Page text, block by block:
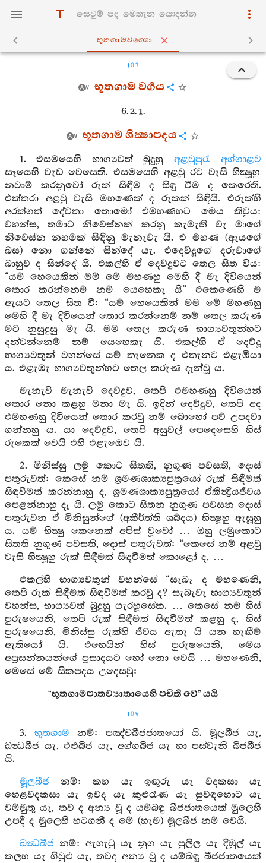
භූතගාමවග‍්ගො
107
භූතගාම වර්‍ගය
6. 2. 1.
භූතගාම ශික්‍ෂාපදය
1. එසමයෙහි භාග්‍යවත් බුදුහු අළවුපුරැ
අග්ගාළව
සෑයෙහි වැඩ වෙසෙති. එසමයෙහි අළවු රට වැසි භික්‍ෂූහු
නවාම් කරනුවෝ රුක් සිඳීම ද සිඳු වීම ද කෙරෙති.
එක්තරා අළවු වැසි මහණෙක් ද රුකක් සිඳියි. එරුක්හි
අරක්ගත් දේවතා තොමෝ එමහණහට මෙය කිවුය:
වහන්ස, තමාට නිවෙස්නක් කරනු කැමැති වැ මාගේ
නිවෙස්න නහමක් සිඳිනු මැනැවැ යි. එ මහණ (ඇයගේ
බස) නො ගන්නේ සින්දේ යැ. එදෙව්දූගේ දරුවාගේ
බාහුව ද සින්දේ යි. එකල්හි ඒ දෙව්දුවට තෙල සිත විය:
“යම් හෙයෙකින් මම් මේ මහණහු මෙහි දී මැ දිවියෙන්
තොර කරන්නෙම් නම් යෙහෙකැ යි” එකෙණෙහි ම
ඇයට තෙල සිත වී: “යම් හෙයෙකින් මම මේ මහණහු
මෙහි දී මැ දිවියෙන් තොර කරන්නෙම් නම් තෙල කරුණ
මට නුසුදුසු මැ යි. මම තෙල කරුණ භාග්‍යවතුන්හට
දන්වන්නෙම් නම් යෙහෙකැ යි. එකල්හි ඒ දෙව්දූ
භාග්‍යවතුන් වහන්සේ යම් තැනෙක ද එතැනට එළැඹියා
ය. එළැඹැ භාග්‍යවතුන්හට තෙල කරුණ දැන්වූ ය.
මැනැවි මැනැවි දෙව්දුව, තෙපි එමහණහු දිවියෙන්
තොර නො කළහු මනා මැ යි. ඉදින් දෙව්දුව, තෙපි අද
එමහණහු දිවියෙන් තොර කරවු නම් බොහෝ පව් උපදවා
ගන්නහු ය. යා දෙව්දුව, තෙපි අසුවල් පෙදෙසෙහි හිස්
රුකෙක් වෙයි එහි එළැඹෙව යි.
2. මිනිස්සු ලමු කොට සිතති, නුගුණ පවසති, දොස්
පතුරුවත්: කෙසේ නම් ශ්‍රමණශාක්‍යපුත්‍රයෝ රුක් සිඳීමත්
සිඳවීමත් කරන්නාහු ද, ශ්‍රමණශාක්‍යපුත්‍රයෝ ඒකින්‍ද්‍රියජීවය
පෙළන්නාහු දැ යි. ලමු කොට සිතන නුගුණ පවසන දොස්
පතුරුවන ඒ මිනිසුන්ගේ (අකීර්ත්ති ශබ්දය) භික්‍ෂූහු ඇසූහු
ය. යම් භික්‍ෂු කෙනෙක් අපිස් වූවෝ … ඔහු ලමුකොට
සිතති නුගුණ පවසති, දොස් පතුරුවත්: “කෙසේ නම් අළවු
වැසි භික්‍ෂූහු රුක් සිඳීමත් සිඳවීමත් කොළෝ ද, …
එකල්හි භාග්‍යවතුන් වහන්සේ “සැබෑ ද මහණෙනි,
තෙපි රුක් සිඳීමත් සිඳවීමත් කරවු ද? සැබැවැ භාග්‍යවතුන්
වහන්ස, භාග්‍යවත් බුදුහු ගැරහූසේක. … කෙසේ නම් හිස්
පුරුෂයෙනි, තෙපි රුක් සිඳීමත් සිඳවීමත් කළහු ද, හිස්
පුරුෂයෙනි, මිනිස්සු රුක්හි ජීවය ඇතැ යි යන හැඟීම්
ඇතියෝ යි. එහෙයින් හිස් පුරුෂයෙනි, මෙය
අප්‍රසන්නයන්ගේ ප්‍රසාදයට හෝ නො වෙයි … මහණෙනි,
මෙසේ මේ සිකපදය උදෙසවු:
“භූතගාමපාතව්‍යාතායෙහි පචිති වේ” යයි
109
3. භූතගාම නම්: පඤ්චබීජජාතයෝ යි. මූලබීජ යැ,
ඛන්‍ධබීජ යැ, එළුබීජ යැ, අග්ගබීජ යැ හා පස්වැනි බීජබීජ
යි.
මූලබීජ නම්: කහ යැ ඉඟුරු යැ වදකසා යැ
හෙළවදකසා යැ ඉවද යැ කුළුරෑණ යැ සුවඳහොට යැ
වම්මුතු යැ, තව ද අන්‍ය වූ ද යම්බඳු බීජජාතයෙක් මුලෙහි
උපදී ද මුලෙහි හටගනී ද මේ (හැම) මූලබීජ නම් වෙයි.
ඛන්‍ධබීජ නම්: ඇහැටු යැ නුග යැ පුලිල යැ දිඹුල් යැ
කලහ යැ ගිවුළු යැ, තවද අන්‍ය වූ ද යම්බඳු බීජජාතයෙක්